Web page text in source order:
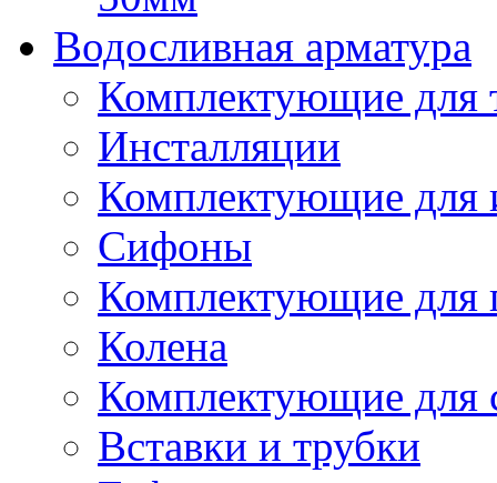
Водосливная арматура
Комплектующие для
Инсталляции
Комплектующие для
Сифоны
Комплектующие для
Колена
Комплектующие для
Вставки и трубки